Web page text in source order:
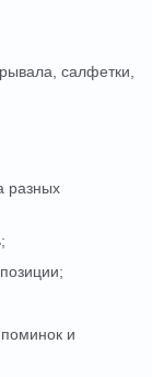
салфетки,
разных
и